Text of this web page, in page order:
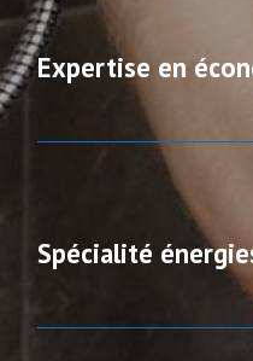
Expertise en
Spécialité